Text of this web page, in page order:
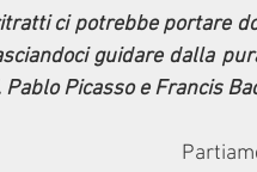
ci potrebbe portare
guidare dalla
Picasso e Francis